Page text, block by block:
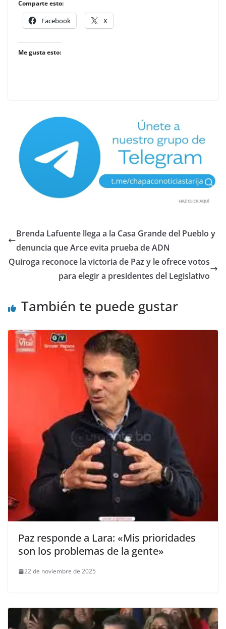
Comparte esto:
Facebook X
Me gusta esto:
Brenda Lafuente llega a la Casa Grande del Pueblo y
denuncia que Arce evita prueba de ADN
Quiroga reconoce la victoria de Paz y le ofrece votos
para elegir a presidentes del Legislativo
También te puede gustar
Paz responde a Lara: «Mis prioridades
son los problemas de la gente»
22 de noviembre de 2025